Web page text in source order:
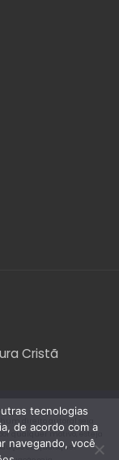
Cristã
direito autoral seja
qualquer motivo, esteja
ou quaisquer
tecnologias
de acordo com a
navegando, você